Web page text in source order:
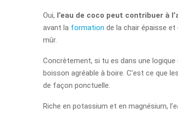
Oui, l’eau de coco peut contribuer à
avant la formation de la chair épaisse
mûr.
Concrètement, si tu es dans une logique
boisson agréable à boire. C’est ce que
de façon ponctuelle.
Riche en potassium et en magnésium,